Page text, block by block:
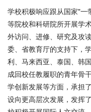
学校积极响应跟从国家"一
等院校和科研院所开展学
外访问、进修、研究及攻
委、省教育厅的支持下，
利、马来西亚、泰国、韩
成回校任教履职的青年骨
学创新发展等方面，承担
设向更高层次发展，发挥